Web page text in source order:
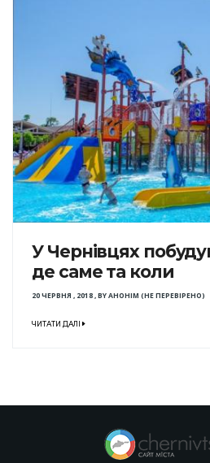
У Чернівцях
де саме та коли
20 ЧЕРВНЯ , 2018,BYАНОНІМ (НЕ ПЕРЕВІРЕНО)
ЧИТАТИ ДАЛІ